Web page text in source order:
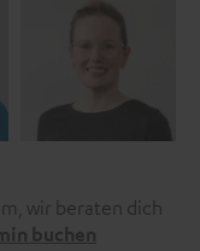
wir beraten dich
buchen